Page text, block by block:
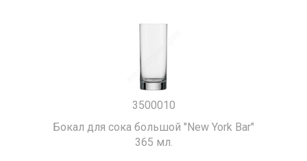
3500010
Бокал для сока большой "New York Bar"
365 мл.